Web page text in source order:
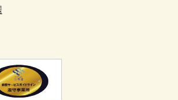
心度格付「トリプルA」認定